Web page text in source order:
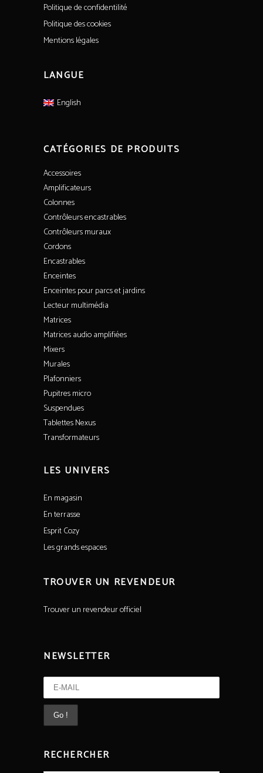
Politique de confidentilité
Politique des cookies
Mentions légales
LANGUE
English
CATÉGORIES DE PRODUITS
Accessoires
Amplificateurs
Colonnes
Contrôleurs encastrables
Contrôleurs muraux
Cordons
Encastrables
Enceintes
Enceintes pour parcs et jardins
Lecteur multimédia
Matrices
Matrices audio amplifiées
Mixers
Murales
Plafonniers
Pupitres micro
Suspendues
Tablettes Nexus
Transformateurs
LES UNIVERS
En magasin
En terrasse
Esprit Cozy
Les grands espaces
TROUVER UN REVENDEUR
Trouver un revendeur officiel
NEWSLETTER
RECHERCHER